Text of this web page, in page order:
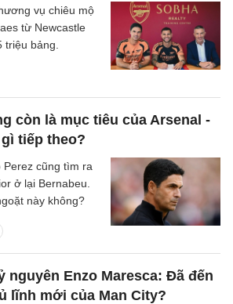
vụ chiêu mộ
từ Newcastle
bảng.
còn là mục tiêu của Arsenal -
tiếp theo?
cũng tìm ra
ở lại Bernabeu.
này không?
nguyên Enzo Maresca: Đã đến
lĩnh mới của Man City?